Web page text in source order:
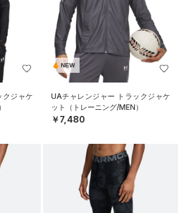
ジャケ
NEW
UAチャレンジャー トラックジャケ
ット（トレーニング/MEN）
￥7,480